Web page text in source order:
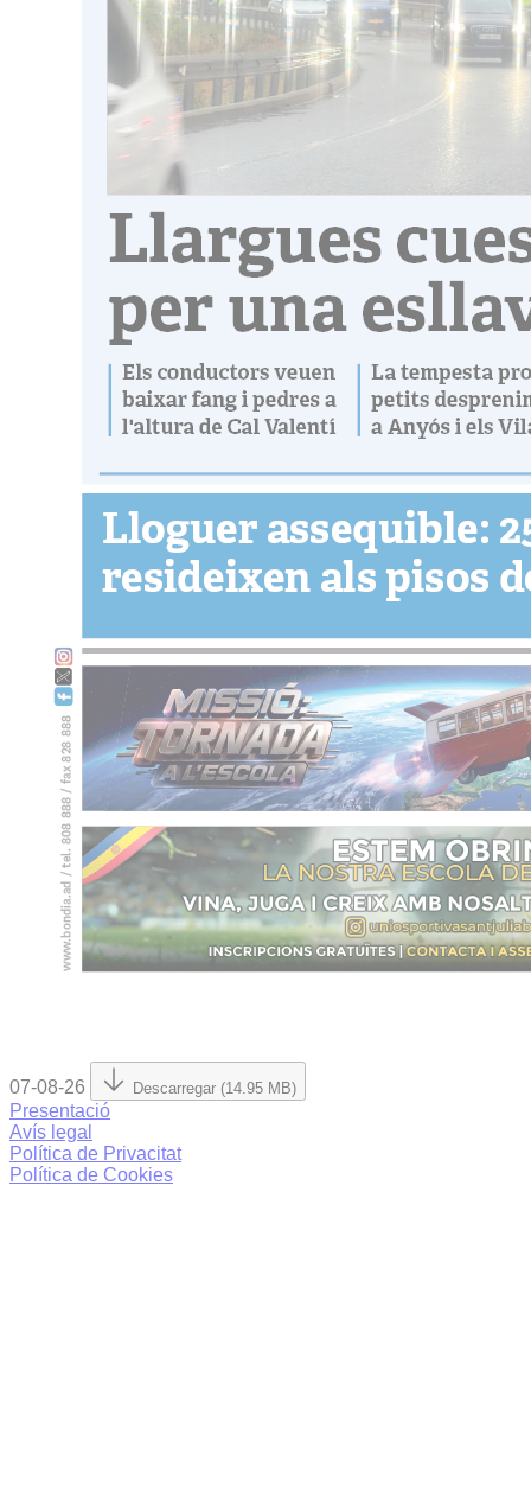
07-08-26 Descarregar (14.95 MB)
Presentació
Avís legal
Política de Privacitat
Política de Cookies